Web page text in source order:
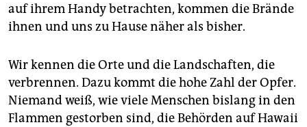
auf ihrem Handy betrachten, kommen die Brände
ihnen und uns zu Hause näher als bisher.
Wir kennen die Orte und die Landschaften, die
verbrennen. Dazu kommt die hohe Zahl der Opfer.
Niemand weiß, wie viele Menschen bislang in den
Flammen gestorben sind, die Behörden auf Hawaii